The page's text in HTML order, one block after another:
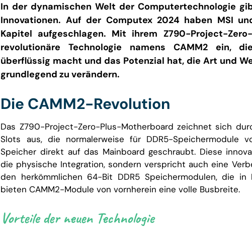
In der dynamischen Welt der Computertechnologie
Innovationen. Auf der Computex 2024 haben MSI
Kapitel aufgeschlagen. Mit ihrem Z790-Project-
revolutionäre Technologie namens CAMM2 ein,
überflüssig macht und das Potenzial hat, die Art und
grundlegend zu verändern.
Die CAMM2-Revolution
Das Z790-Project-Zero-Plus-Motherboard zeichnet sich
Slots aus, die normalerweise für DDR5-Speichermodule
Speicher direkt auf das Mainboard geschraubt. Diese
die physische Integration, sondern verspricht auch eine
den herkömmlichen 64-Bit DDR5 Speichermodulen, die in
bieten CAMM2-Module von vornherein eine volle Busbreite.
Vorteile der neuen Technologie